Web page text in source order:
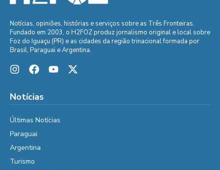
Notícias, opiniões, histórias e serviços sobre as Três Fronteiras.
Fundado em 2003, o H2FOZ produz jornalismo original e local sobre
Foz do Iguaçu (PR) e as cidades da região trinacional formada por
Brasil, Paraguai e Argentina.
Notícias
Últimas Notícias
Paraguai
Argentina
Turismo